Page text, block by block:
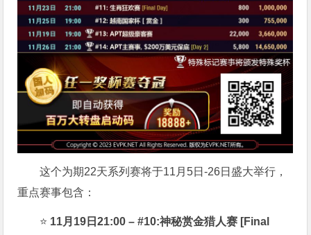
这个为期22天系列赛将于11月5日-26日盛大举行，
重点赛事包含：
⭐ 11月19日21:00 – #10:神秘赏金猎人赛 [Final